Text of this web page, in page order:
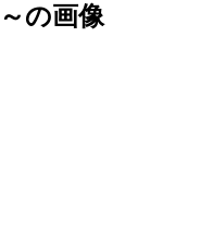
の画像